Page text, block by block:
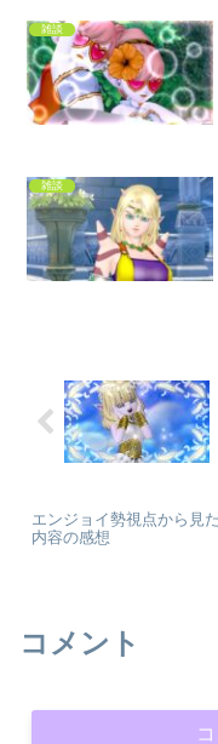
雑談
雑談
エンジョイ勢視点から見
内容の感想
コメント